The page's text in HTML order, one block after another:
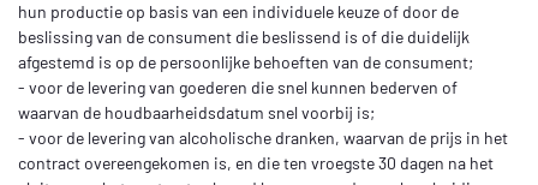
hun productie op basis van een individuele keuze of door de
beslissing van de consument die beslissend is of die duidelijk
afgestemd is op de persoonlijke behoeften van de consument;
- voor de levering van goederen die snel kunnen bederven of
waarvan de houdbaarheidsdatum snel voorbij is;
- voor de levering van alcoholische dranken, waarvan de prijs in het
contract overeengekomen is, en die ten vroegste 30 dagen na het